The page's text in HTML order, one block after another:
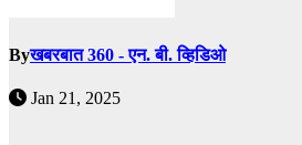
Byखबरबात 360 - एन. बी. व्हिडिओ
Jan 21, 2025